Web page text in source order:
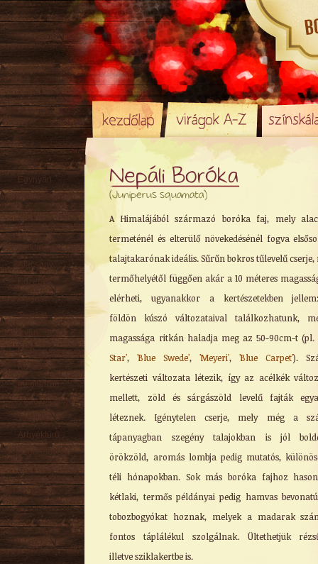
Nepáli Boróka
(Juniperus squamata)
A Himalájából származó boróka faj, mely
termeténél és elterülő növekedésénél fogva
talajtakarónak ideális. Sűrűn bokros tűlevelű cserje,
termőhelyétől függően akár a 10 méteres
elérheti, ugyanakkor a kertészetekben
földön kúszó változataival találkozhatunk,
magassága ritkán haladja meg az 50-90cm-t (pl.
Star','Blue Swede','Meyeri', 'Blue Carpet').
kertészeti változata létezik, így az acélkék
mellett, zöld és sárgászöld levelű fajták
léteznek. Igénytelen cserje, mely még a
tápanyagban szegény talajokban is jól
örökzöld, aromás lombja pedig mutatós,
téli hónapokban. Sok más boróka fajhoz
kétlaki, termős példányai pedig hamvas
tobozbogyókat hoznak, melyek a madarak
fontos táplálékul szolgálnak. Ültethetjük
illetve sziklakertbe is.
Egynyári
Évelő (Cserje)
Hagyma/ Gumó
Örökzöld
Sziklakerti
Alacsony
Közepes
Magas
Tavaszi
Őszi
Kúszó
Mediterrán
Virágzó cserje
Talajtakaró
Árnyéktűrő
Szobanövény